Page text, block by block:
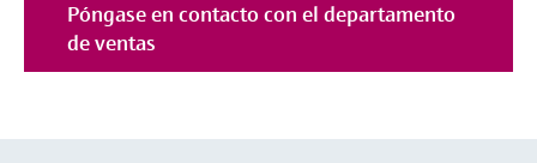
Póngase en contacto con el departamento
de ventas